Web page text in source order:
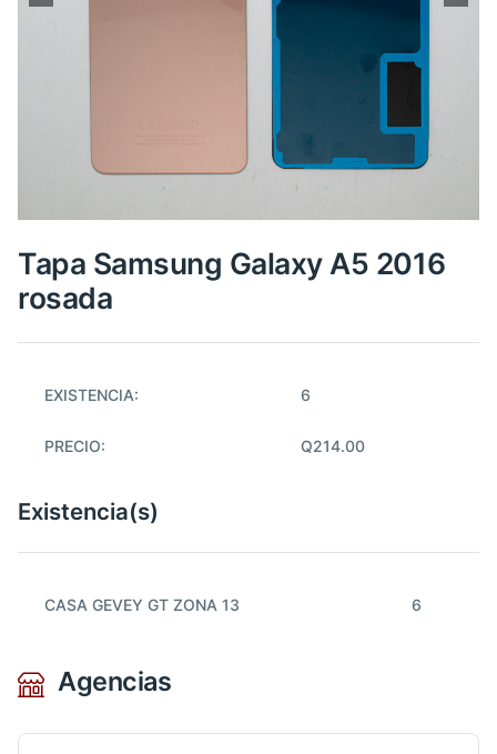
Tapa Samsung Galaxy A5 2016
rosada
EXISTENCIA: 6
PRECIO: Q214.00
Existencia(s)
CASA GEVEY GT ZONA 13 6
Agencias